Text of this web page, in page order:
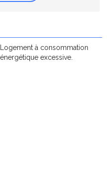
Logement à consommation
énergétique excessive.